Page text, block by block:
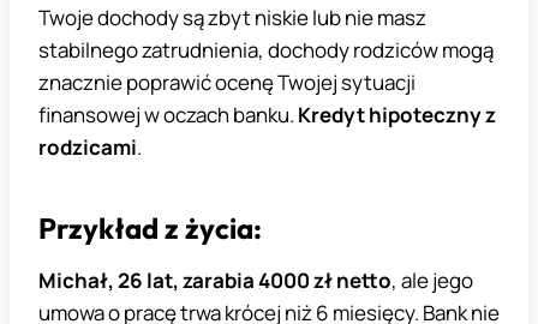
Twoje dochody są zbyt niskie lub nie masz
stabilnego zatrudnienia, dochody rodziców mogą
znacznie poprawić ocenę Twojej sytuacji
finansowej w oczach banku. Kredyt hipoteczny z
rodzicami.
Przykład z życia:
Michał, 26 lat, zarabia 4000 zł netto, ale jego
umowa o pracę trwa krócej niż 6 miesięcy. Bank nie